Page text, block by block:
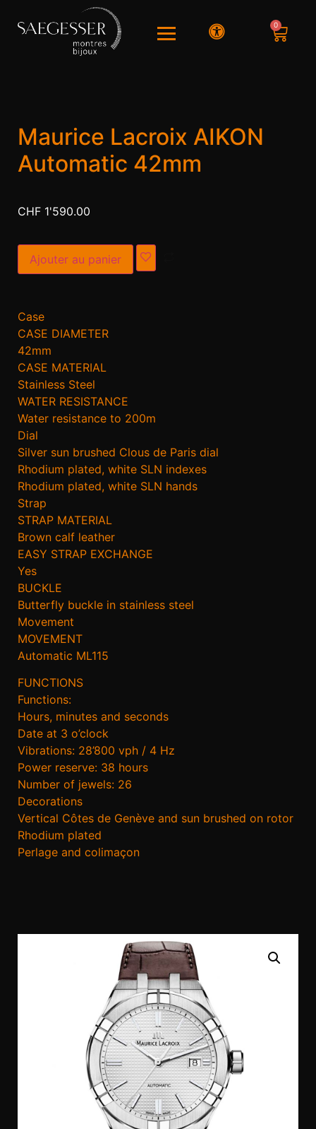
0
Maurice Lacroix AIKON
Automatic 42mm
CHF 1'590.00
Ajouter au panier
Case
CASE DIAMETER
42mm
CASE MATERIAL
Stainless Steel
WATER RESISTANCE
Water resistance to 200m
Dial
Silver sun brushed Clous de Paris dial
Rhodium plated, white SLN indexes
Rhodium plated, white SLN hands
Strap
STRAP MATERIAL
Brown calf leather
EASY STRAP EXCHANGE
Yes
BUCKLE
Butterfly buckle in stainless steel
Movement
MOVEMENT
Automatic ML115
FUNCTIONS
Functions:
Hours, minutes and seconds
Date at 3 o’clock
Vibrations: 28’800 vph / 4 Hz
Power reserve: 38 hours
Number of jewels: 26
Decorations
Vertical Côtes de Genève and sun brushed on rotor
Rhodium plated
Perlage and colimaçon